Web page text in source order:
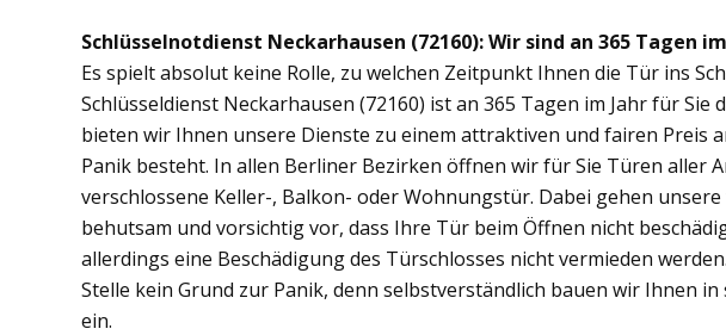
Schlüsselnotdienst Neckarhausen (72160): Wir sind an 365 Tagen
Es spielt absolut keine Rolle, zu welchen Zeitpunkt Ihnen die Tür ins
Schlüsseldienst Neckarhausen (72160) ist an 365 Tagen im Jahr für Sie
bieten wir Ihnen unsere Dienste zu einem attraktiven und fairen Preis
Panik besteht. In allen Berliner Bezirken öffnen wir für Sie Türen aller
verschlossene Keller-, Balkon- oder Wohnungstür. Dabei gehen
behutsam und vorsichtig vor, dass Ihre Tür beim Öffnen nicht
allerdings eine Beschädigung des Türschlosses nicht vermieden
Stelle kein Grund zur Panik, denn selbstverständlich bauen wir Ihnen in
ein.